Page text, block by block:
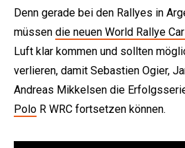
Denn gerade bei den Rallyes in
müssen die neuen World Rallye
Luft klar kommen und sollten
verlieren, damit Sebastien Ogier,
Andreas Mikkelsen die
Polo R WRC fortsetzen können.